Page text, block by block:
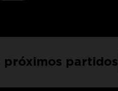
próximos partidos